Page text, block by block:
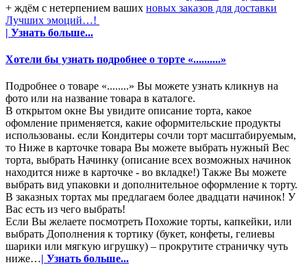
+ ждём с нетерпением ваших новых заказов для доставки
Лучших эмоций…!
| Узнать больше...
Хотели бы узнать подробнее о торте «..........»
Подробнее о товаре «........» Вы можете узнать кликнув на
фото или на название товара в каталоге.
В открытом окне Вы увидите описание торта, какое
офомление применяется, какие оформительские продукты
использованы. если Кондитеры сочли торт масштабируемым,
то Ниже в карточке товара Вы можете выбрать нужный Вес
торта, выбрать Начинку (описание всех возможных начинок
находится ниже в карточке - во вкладке!) Также Вы можете
выбрать вид упаковки и дополнительное оформление к торту.
В заказных тортах мы предлагаем более двадцати начинок! У
Вас есть из чего выбрать!
Если Вы желаете посмотреть Похожие торты, капкейки, или
выбрать Дополнения к тортику (букет, конфеты, гелиевы
шарики или мягкую игрушку) – прокрутите страничку чуть
ниже…| Узнать больше...